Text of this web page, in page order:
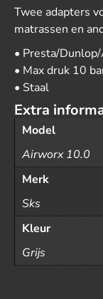
Twee adapters
matrassen en
• Presta/
• Max druk 10
• Staal
Extra
Model
Airworx 10.0
Merk
Sks
Kleur
Grijs